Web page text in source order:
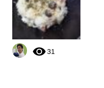
31